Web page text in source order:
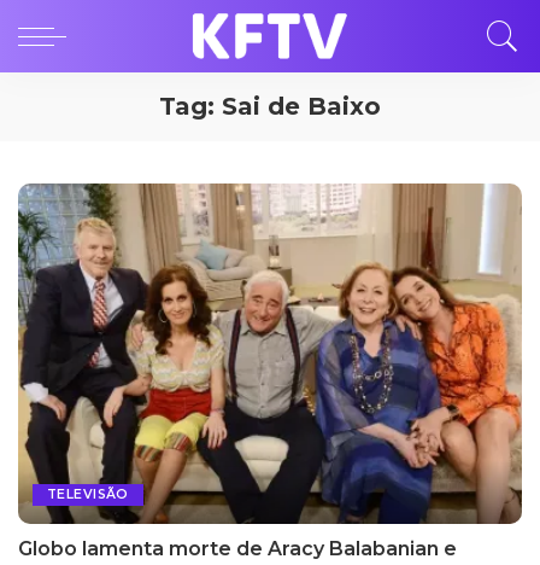
Tag: Sai de Baixo
TELEVISÃO
Globo lamenta morte de Aracy Balabanian e